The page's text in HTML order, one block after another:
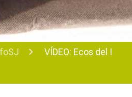
VÍDEO: Ecos del I